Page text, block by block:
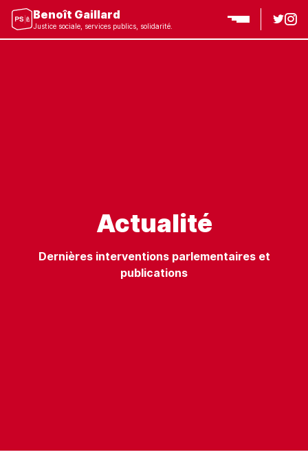
Benoît Gaillard
Justice sociale, services publics, solidarité.
Actualité
Dernières interventions parlementaires et
publications